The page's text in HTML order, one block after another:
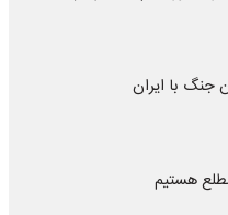
جنگ با ایران
هستیم